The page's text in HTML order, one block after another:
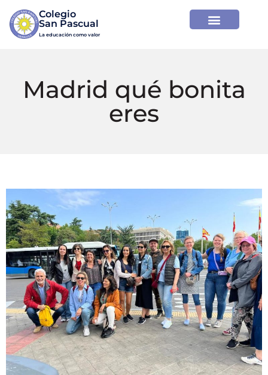
Colegio
La educación como valor
Madrid qué bonita
eres